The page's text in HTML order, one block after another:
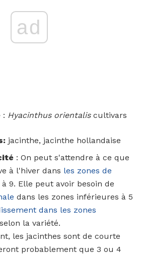
ad
: Hyacinthus orientaliscultivars
jacinthe, jacinthe hollandaise
: On peut s'attendre à ce que
à l'hiver dans les zones de
à 9. Elle peut avoir besoin de
dans les zones inférieures à 5
dans les zones
selon la variété.
les jacinthes sont de courte
probablement que 3 ou 4